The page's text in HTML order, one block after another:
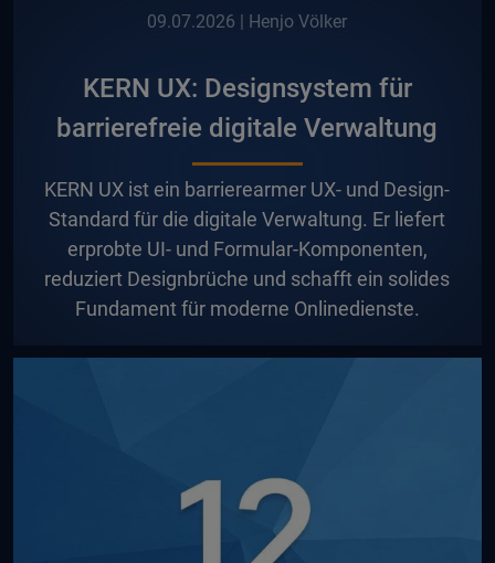
09.07.2026 | Henjo Völker
KERN UX: Designsystem für
barrierefreie digitale Verwaltung
KERN UX ist ein barrierearmer UX- und Design-
Standard für die digitale Verwaltung. Er liefert
erprobte UI- und Formular-Komponenten,
reduziert Designbrüche und schafft ein solides
Fundament für moderne Onlinedienste.